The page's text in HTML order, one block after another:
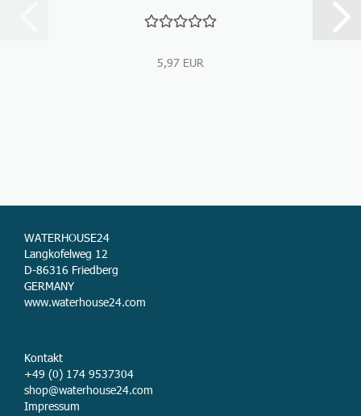
5,97 EUR
WATERHOUSE24
Langkofelweg 12
D-86316 Friedberg
GERMANY
www.waterhouse24.com
Kontakt
+49 (0) 174 9537304
shop@waterhouse24.com
Impressum